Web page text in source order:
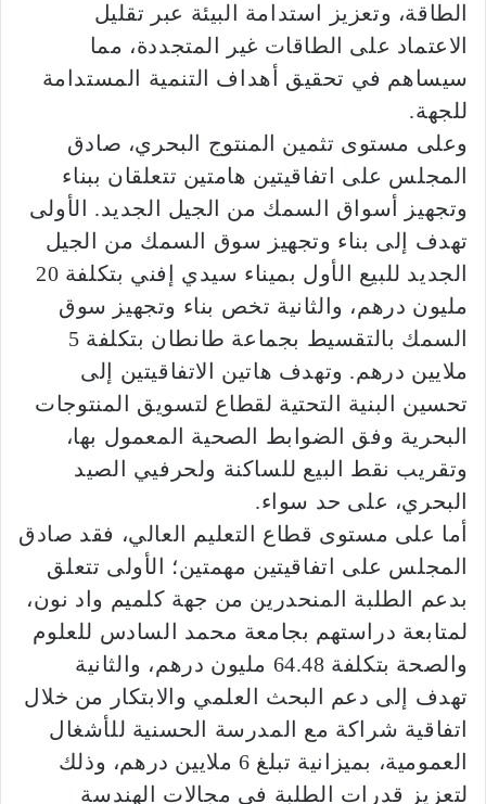
الطاقة، وتعزيز استدامة البيئة عبر تقليل
الاعتماد على الطاقات غير المتجددة، مما
سيساهم في تحقيق أهداف التنمية المستدامة
للجهة.
وعلى مستوى تثمين المنتوج البحري، صادق
المجلس على اتفاقيتين هامتين تتعلقان ببناء
وتجهيز أسواق السمك من الجيل الجديد. الأولى
تهدف إلى بناء وتجهيز سوق السمك من الجيل
الجديد للبيع الأول بميناء سيدي إفني بتكلفة 20
مليون درهم، والثانية تخص بناء وتجهيز سوق
السمك بالتقسيط بجماعة طانطان بتكلفة 5
ملايين درهم. وتهدف هاتين الاتفاقيتين إلى
تحسين البنية التحتية لقطاع لتسويق المنتوجات
البحرية وفق الضوابط الصحية المعمول بها،
وتقريب نقط البيع للساكنة ولحرفيي الصيد
البحري، على حد سواء.
أما على مستوى قطاع التعليم العالي، فقد صادق
المجلس على اتفاقيتين مهمتين؛ الأولى تتعلق
بدعم الطلبة المنحدرين من جهة كلميم واد نون،
لمتابعة دراستهم بجامعة محمد السادس للعلوم
والصحة بتكلفة 64.48 مليون درهم، والثانية
تهدف إلى دعم البحث العلمي والابتكار من خلال
اتفاقية شراكة مع المدرسة الحسنية للأشغال
العمومية، بميزانية تبلغ 6 ملايين درهم، وذلك
لتعزيز قدرات الطلبة في مجالات الهندسة